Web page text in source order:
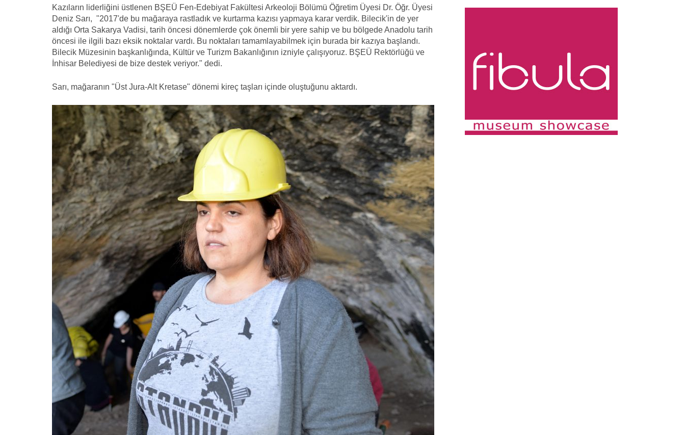
Kazıların liderliğini üstlenen BŞEÜ Fen-Edebiyat Fakültesi Arkeoloji Bölümü Öğretim Üyesi Dr. Öğr. Üyesi
Deniz Sarı, "2017'de bu mağaraya rastladık ve kurtarma kazısı yapmaya karar verdik. Bilecik'in de yer
aldığı Orta Sakarya Vadisi, tarih öncesi dönemlerde çok önemli bir yere sahip ve bu bölgede Anadolu tarih
öncesi ile ilgili bazı eksik noktalar vardı. Bu noktaları tamamlayabilmek için burada bir kazıya başlandı.
Bilecik Müzesinin başkanlığında, Kültür ve Turizm Bakanlığının izniyle çalışıyoruz. BŞEÜ Rektörlüğü ve
İnhisar Belediyesi de bize destek veriyor." dedi.
Sarı, mağaranın "Üst Jura-Alt Kretase" dönemi kireç taşları içinde oluştuğunu aktardı.